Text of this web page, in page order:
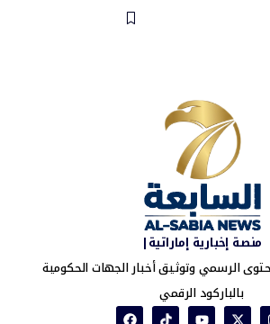
منصة إخبارية إماراتية|
الرسمي وتوثيق أخبار الجهات الحكومية
بالباركود الرقمي